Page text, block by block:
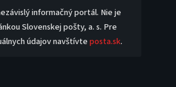
informačný portál. Nie je
Slovenskej pošty, a. s. Pre
údajov navštívteposta.sk.